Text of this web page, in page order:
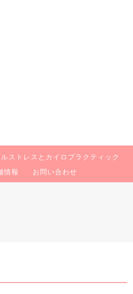
ルストレスとカイロプラクティック
情報 お問い合わせ